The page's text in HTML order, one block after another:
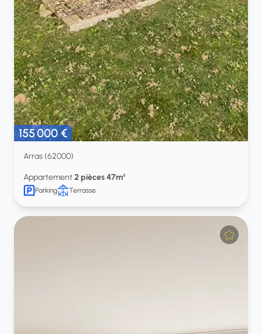
155 000 €
Arras (62000)
Appartement2 pièces 47m²
Parking Terrasse